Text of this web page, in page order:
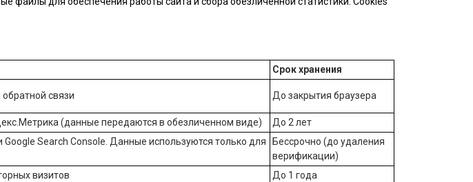
Срок хранения
связи До закрытия браузера
(данные передаются в обезличенном виде) До 2 лет
Google Search Console . Данные используются только для
Бессрочно (до удаления
верификации)
визитов До 1 года